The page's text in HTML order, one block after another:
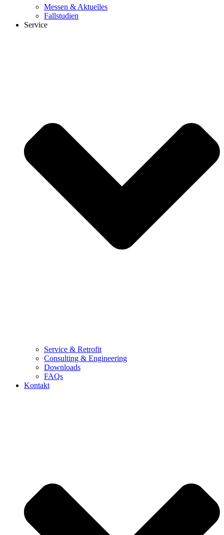
Messen & Aktuelles
Fallstudien
Service
Service & Retrofit
Consulting & Engineering
Downloads
FAQs
Kontakt